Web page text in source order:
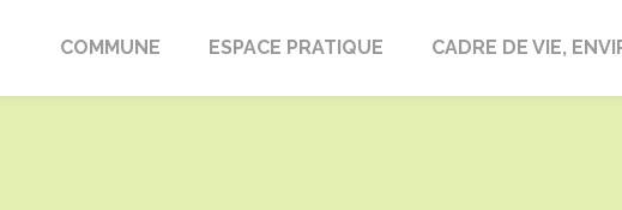
Saint-Hilaire-en-Lignières
COMMUNE ESPACE PRATIQUE CADRE DE VIE,